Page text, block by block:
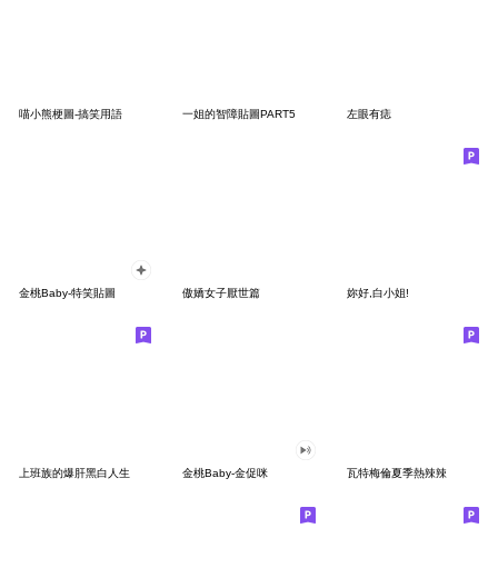
喵小熊梗圖-搞笑用語 一姐的智障貼圖PART5 左眼有痣
金桃Baby-特笑貼圖 傲嬌女子厭世篇 妳好,白小姐!
上班族的爆肝黑白人生 金桃Baby-金促咪 瓦特梅倫夏季熱辣辣